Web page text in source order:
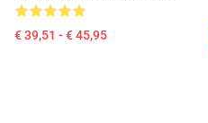
€ 39,51 - € 45,95